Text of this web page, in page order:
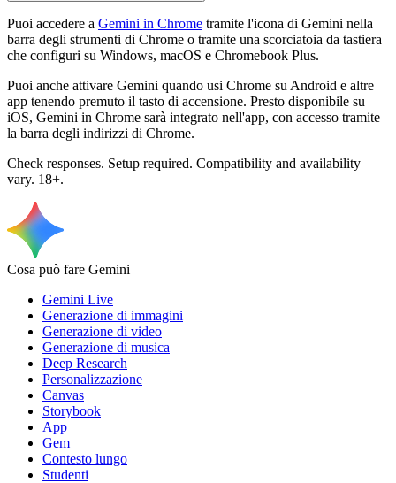
Puoi accedere a Gemini in Chrome tramite l'icona di Gemini nella
barra degli strumenti di Chrome o tramite una scorciatoia da tastiera
che configuri su Windows, macOS e Chromebook Plus.
Puoi anche attivare Gemini quando usi Chrome su Android e altre
app tenendo premuto il tasto di accensione. Presto disponibile su
iOS, Gemini in Chrome sarà integrato nell'app, con accesso tramite
la barra degli indirizzi di Chrome.
Check responses. Setup required. Compatibility and availability
vary. 18+.
Cosa può fare Gemini
Gemini Live
Generazione di immagini
Generazione di video
Generazione di musica
Deep Research
Personalizzazione
Canvas
Storybook
App
Gem
Contesto lungo
Studenti